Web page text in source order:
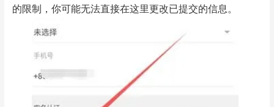
的限制，你可能无法直接在这里更改已提交的信息。